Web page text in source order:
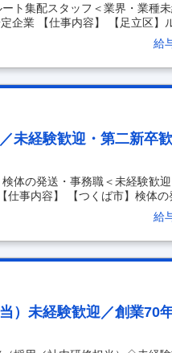
ト集配スタッフ＜業界・業種
企業 【仕事内容】 【足立区】
研修制度充実／創業約70年の
超えの安定企業／ノルマ無し
い育成環境あり】 ■職務内容
給
未経験歓迎・第二新卒
体の発送・事務職＜未経験歓
事内容】 【つくば市】検体の
手厚いOJT有／面接1回 【具体
業／業種・業界未経験歓迎／
要 当社中央研究所つくばにて
給
）未経験歓迎／創業70